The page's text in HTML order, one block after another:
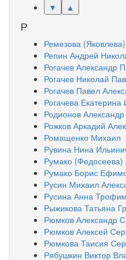
▼
▲
Р
Ремезова
Репин Андрей
Рогачев Александр
Рогачев Николай
Рогачев Павел
Рогачева Екатерина
Родионов
Рожков Аркадий
Ромащенко Михаил
Рувина Нина
Румако
Румако Борис
Русин Михаил
Русина Анна
Рыжикова Татьяна
Рюмков Александр
Рюмков Алексей
Рюмкова Таисия
Рябушкин Виктор